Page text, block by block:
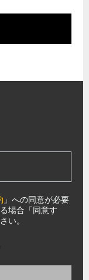
」への同意が必要
場合「同意す
い。